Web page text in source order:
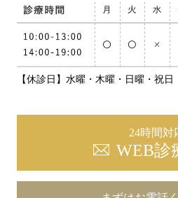
【休診日】水曜・木曜・日曜・祝日
24時間対
WEB診